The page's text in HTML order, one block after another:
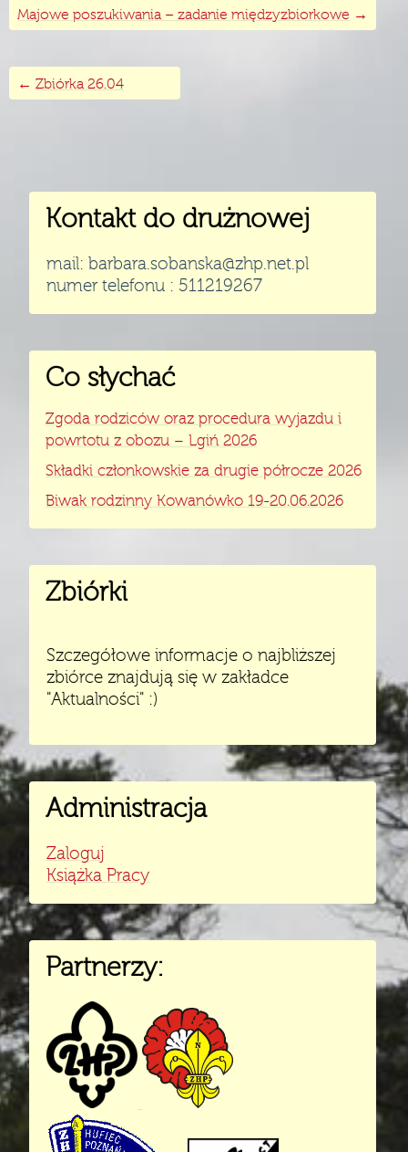
Majowe poszukiwania – zadanie międzyzbiorkowe →
← Zbiórka 26.04
Kontakt do drużnowej
mail: barbara.sobanska@zhp.net.pl
numer telefonu : 511219267
Co słychać
Zgoda rodziców oraz procedura wyjazdu i
powrtotu z obozu – Lgiń 2026
Składki członkowskie za drugie półrocze 2026
Biwak rodzinny Kowanówko 19-20.06.2026
Zbiórki
Szczegółowe informacje o najbliższej
zbiórce znajdują się w zakładce
"Aktualności" :)
Administracja
Zaloguj
Książka Pracy
Partnerzy: